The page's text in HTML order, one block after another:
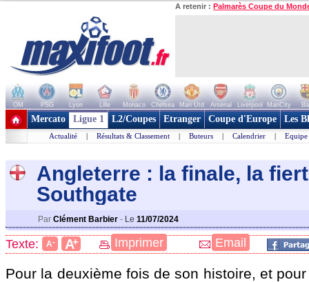
A retenir : Palmarès Coupe du
OM PSG Lyon Lille Monaco Chelsea Man Utd Arsenal Liverpool ManCity
+ de clubs
Mercato Ligue 1 L2/Coupes Etranger Coupe d'Europe Les
Actualité | Résultats & Classement | Buteurs | Calendrier | Equipe
Angleterre : la finale, la
Southgate
Par Clément Barbier - Le 11/07/2024
Texte: A- A+ Imprimer Email
Pour la deuxième fois de son histoire, et